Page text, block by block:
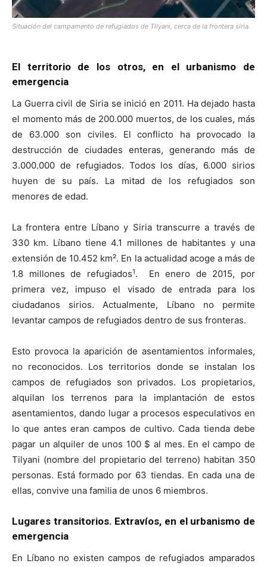
Situación del campamento de refugiados de Tilyani, cerca de la frontera siria.
El territorio de los otros,en el urbanismo de
emergencia
La Guerra civil de Siria se inició en 2011. Ha dejado hasta
el momento más de 200.000 muertos, de los cuales, más
de 63.000 son civiles. El conflicto ha provocado la
destrucción de ciudades enteras, generando más de
3.000.000 de refugiados. Todos los días, 6.000 sirios
huyen de su país. La mitad de los refugiados son
menores de edad.
La frontera entre Líbano y Siria transcurre a través de
330 km. Líbano tiene 4.1 millones de habitantes y una
extensión de 10.452 km². En la actualidad acoge a más de
1.8 millones de refugiados1. En enero de 2015, por
primera vez, impuso el visado de entrada para los
ciudadanos sirios. Actualmente, Líbano no permite
levantar campos de refugiados dentro de sus fronteras.
Esto provoca la aparición de asentamientos informales,
no reconocidos. Los territorios donde se instalan los
campos de refugiados son privados. Los propietarios,
alquilan los terrenos para la implantación de estos
asentamientos, dando lugar a procesos especulativos en
lo que antes eran campos de cultivo. Cada tienda debe
pagar un alquiler de unos 100 $ al mes. En el campo de
Tilyani (nombre del propietario del terreno) habitan 350
personas. Está formado por 63 tiendas. En cada una de
ellas, convive una familia de unos 6 miembros.
Lugares transitorios. Extravíos, en el urbanismo de
emergencia
En Líbano no existen campos de refugiados amparados